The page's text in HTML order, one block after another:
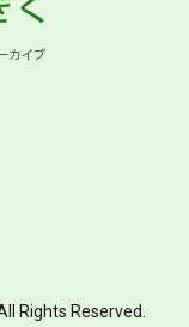
Rights Reserved.